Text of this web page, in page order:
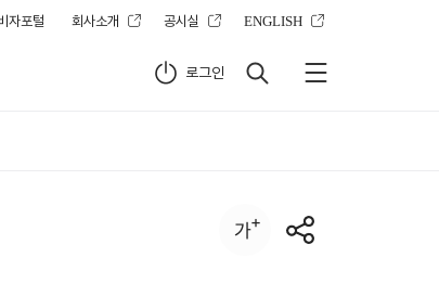
자포털 회사소개 공시실 ENGLISH
로그인